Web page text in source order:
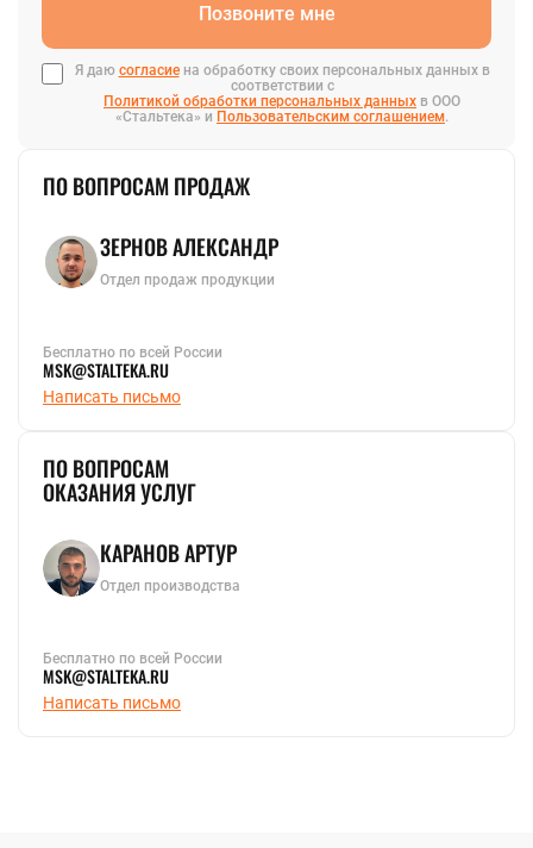
Позвоните мне
Я даю согласиена обработку своих персональных данных в
соответствии с
Политикой обработки персональных данных в ООО
«Стальтека» и Пользовательским соглашением.
ПО ВОПРОСАМ ПРОДАЖ
ЗЕРНОВ АЛЕКСАНДР
Отдел продаж продукции
Бесплатно по всей России
MSK@STALTEKA.RU
Написать письмо
ПО ВОПРОСАМ
ОКАЗАНИЯ УСЛУГ
КАРАНОВ АРТУР
Отдел производства
Бесплатно по всей России
MSK@STALTEKA.RU
Написать письмо